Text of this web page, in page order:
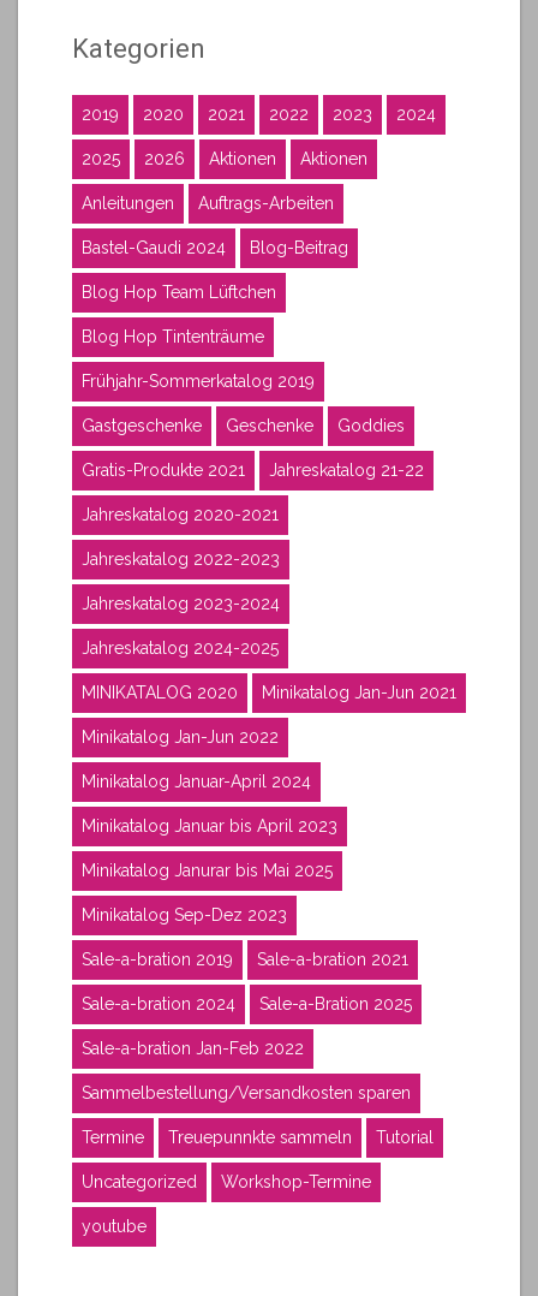
Kategorien
2019 2020 2021 2022 2023 2024
2025 2026 Aktionen Aktionen
Anleitungen Auftrags-Arbeiten
Bastel-Gaudi 2024 Blog-Beitrag
Blog Hop Team Lüftchen
Blog Hop Tintenträume
Frühjahr-Sommerkatalog 2019
Gastgeschenke Geschenke Goddies
Gratis-Produkte 2021 Jahreskatalog 21-22
Jahreskatalog 2020-2021
Jahreskatalog 2022-2023
Jahreskatalog 2023-2024
Jahreskatalog 2024-2025
MINIKATALOG 2020 Minikatalog Jan-Jun 2021
Minikatalog Jan-Jun 2022
Minikatalog Januar-April 2024
Minikatalog Januar bis April 2023
Minikatalog Janurar bis Mai 2025
Minikatalog Sep-Dez 2023
Sale-a-bration 2019 Sale-a-bration 2021
Sale-a-bration 2024 Sale-a-Bration 2025
Sale-a-bration Jan-Feb 2022
Sammelbestellung/Versandkosten sparen
Termine Treuepunnkte sammeln Tutorial
Uncategorized Workshop-Termine
youtube